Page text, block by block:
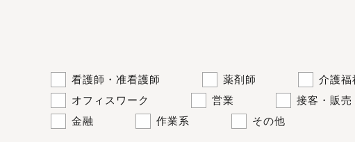
看護師・准看護師 薬剤師 介護福
オフィスワーク
営業 接客・販売
金融
作業系 その他